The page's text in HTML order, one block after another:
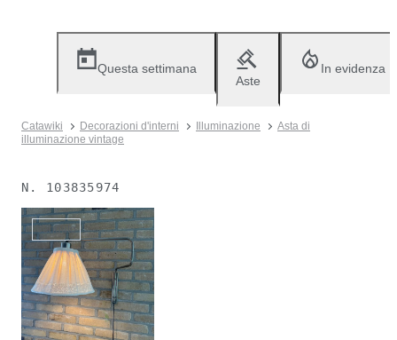
Questa settimana
Aste
In evidenza
Catawiki Decorazioni d'interni Illuminazione
Asta di
illuminazione vintage
N. 103835974
Venduto